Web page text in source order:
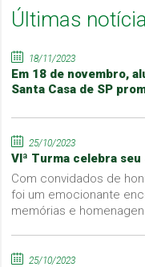
Últimas
18/11/2023
Em 18 de novembro,
Santa Casa de SP
25/10/2023
VIª Turma celebra
Com convidados de
foi um emocionante
memórias e
25/10/2023